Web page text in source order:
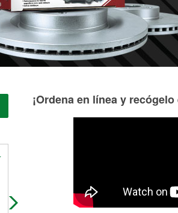
Big thanks to brian 🙏 for helping me
with the head light great customer
¡Ordena en línea y